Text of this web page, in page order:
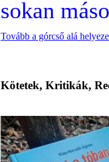
sokan
Tovább a górcső alá
Kötetek, Kritikák,